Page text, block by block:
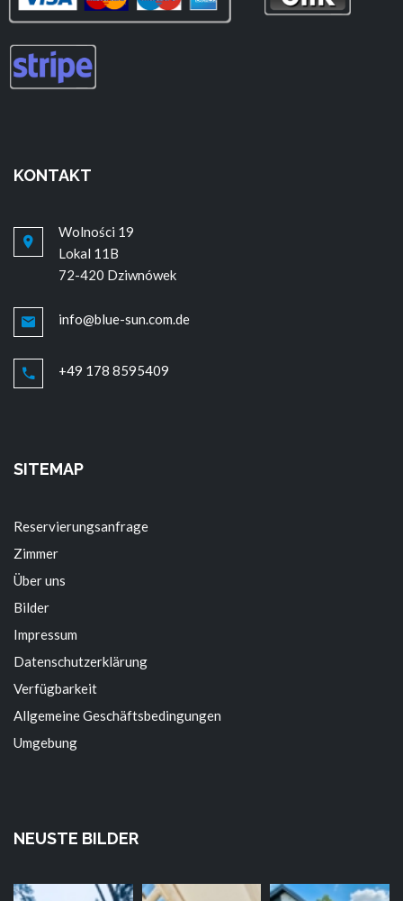
KONTAKT
Wolności 19
Lokal 11B
72-420 Dziwnówek
info@blue-sun.com.de
+49 178 8595409
SITEMAP
Reservierungsanfrage
Zimmer
Über uns
Bilder
Impressum
Datenschutzerklärung
Verfügbarkeit
Allgemeine Geschäftsbedingungen
Umgebung
NEUSTE BILDER